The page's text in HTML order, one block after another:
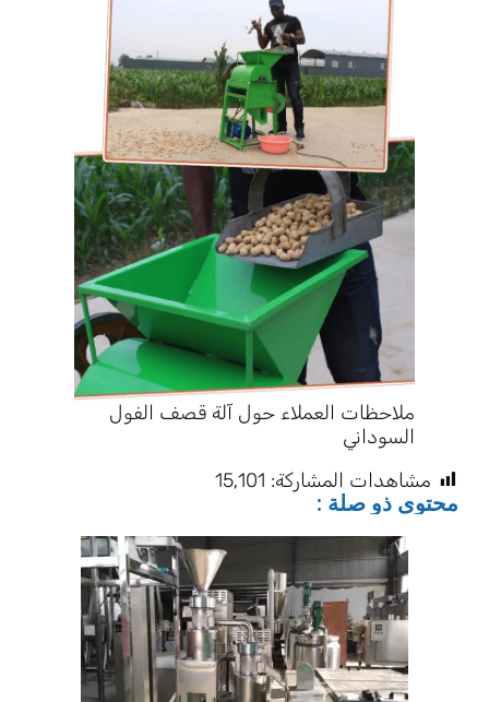
ملاحظات العملاء حول آلة قصف الفول
السوداني
مشاهدات المشاركة: 15٬101
محتوى ذو صلة :